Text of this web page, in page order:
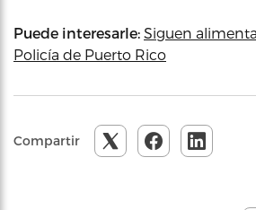
Puede interesarle: Siguen
Policía de Puerto Rico
Compartir